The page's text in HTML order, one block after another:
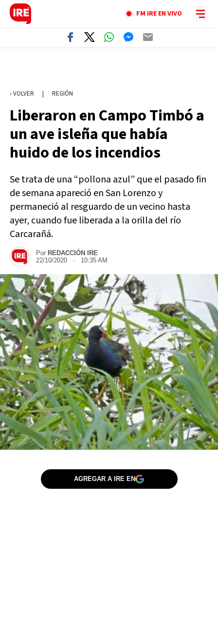
FM IRE EN VIVO
‹ VOLVER | REGIÓN
Liberaron en Campo Timbó a
un ave isleña que había
huido de los incendios
Se trata de una “pollona azul” que el pasado fin
de semana apareció en San Lorenzo y
permaneció al resguardo de un vecino hasta
ayer, cuando fue liberada a la orilla del río
Carcarañá.
Por REDACCIÓN IRE
22/10/2020 · 10:35 AM
AGREGAR A IRE EN